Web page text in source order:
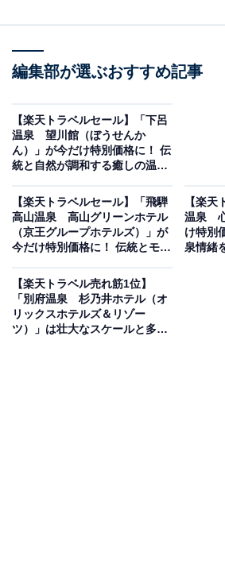
「会津東山温泉 庄助の宿 瀧の湯
使うと3000円オフの特別価格で宿泊
楽天トラベルでホテル
編集部が選ぶおすすめ記事
【楽天トラベルセール】「下呂
温泉 望川館（ぼうせんか
ん）」が今だけ特別価格に！ 伝
統と自然が調和する癒しの温泉
【楽天トラベルセール】「飛騨
高山温泉 高山グリーンホテル
（京王グループホテルズ）」が
今だけ特別価格に！ 伝統とモダ
宿【10月20日】
【楽天
温泉
け特別
泉情緒
【楽天トラベル売れ筋1位】
「別府温泉 杉乃井ホテル（オ
リックスホテルズ＆リゾー
ツ）」は壮大なスケールと多彩